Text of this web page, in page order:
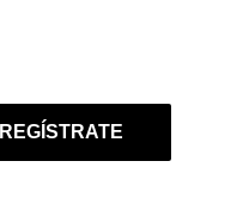
REGÍSTRATE